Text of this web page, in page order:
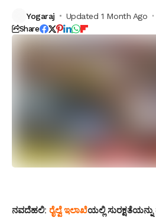
Yogaraj Updated 1 Month Ago
Share
ನವದೆಹಲಿ: ರೈಲ್ವೆ ಇಲಾಖೆಯಲ್ಲಿ ಸುರಕ್ಷತೆಯನ್ನು